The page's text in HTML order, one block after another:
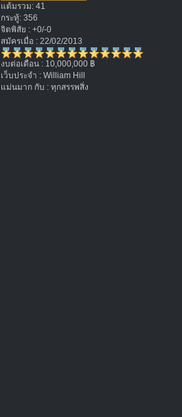
แต้มรวม: 41
กระทู้: 356
จิตพิสัย : +0/-0
สมัครเมื่อ : 22/02/2013
งบต่อเดือน : 10,000,000 ฿
เว็บประจำ : William Hill
แม่นมาก กับ : ทุกสรรพสิ่ง